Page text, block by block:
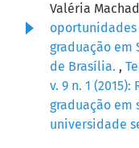
Valéria
oportunidades
graduação em
de Brasília. ,
v. 9 n. 1
graduação em
universidade